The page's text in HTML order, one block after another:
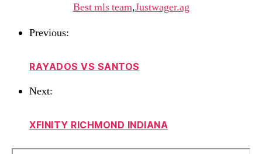
Best mls team,Justwager.ag
Previous:
RAYADOS VS SANTOS
Next:
XFINITY RICHMOND INDIANA